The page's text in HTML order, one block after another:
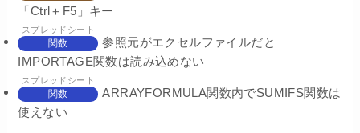
「Ctrl＋F5」キー
関数
スプレッドシート
参照元がエクセルファイルだと
IMPORTAGE関数は読み込めない
関数
スプレッドシート
ARRAYFORMULA関数内でSUMIFS関数は
使えない